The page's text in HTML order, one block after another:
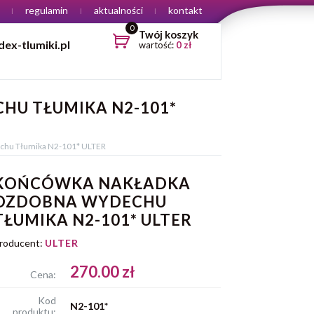
tlumiki.pl
0
Twój koszyk
wartość: 0zł
regulamin aktualności kontakt
TŁUMIKA N2-101*
Tłumika N2-101* ULTER
NAKŁADKA
WYDECHU
N2-101* ULTER
ULTER
Cena: 270.00 zł
Kod
produktu:
N2-101*